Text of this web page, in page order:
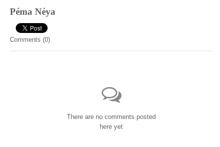
Péma Néya
Comments (0)
There are no comments posted
here yet